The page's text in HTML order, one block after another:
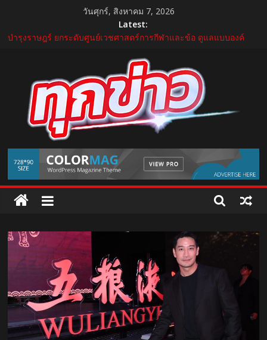
content
วันศุกร์, สิงหาคม 7, 2026
Latest:
แถลงใหญ่ปีที่ 11! บุรีรัมย์ มาราธอน 2027 เปิดศักราชใหม่ เดินหน้าสู่
Marathon Destination แห่งเอเชีย
รวม ตอบรับเทรนด์ Active Lifestyle
บีโอไอผนึกพันธมิตรจัด THECA 2026 เชื่อมห่วงโซ่อิเล็กทรอนิกส์ หนุน
ไทยสู่ฐานผลิตเทคโนโลยีขั้นสูง
กระทรวงคมนาคม เปิดนิทรรศการ “เกษมสุขทุกค่ำเช้า” เฉลิม
พระชนมพรรษา พระบาทสมเด็จพระเจ้าอยู่หัว 28 กรกฎาคม 2569
“GDH” เปิดโผโปรเจกต์ใหม่ใน “GDH CIRCLES Feel Good โคจร
ความสุข สนุกกว่าที่เคย”
TukKhao
AllNews